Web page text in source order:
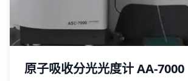
原子吸收分光光度计 AA-7000